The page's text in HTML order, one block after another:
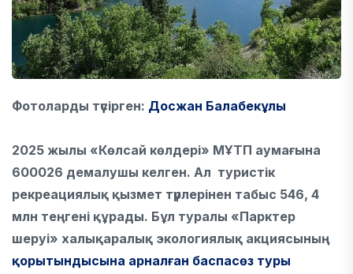
Фотоларды түсірген: Досжан Балабекұлы
2025 жылы «Көлсай көлдері» МҰТП аумағына
600026 демалушы келген. Ал туристік
рекреациялық қызмет түрлерінен табыс 546, 4
млн теңгені құрады. Бұл туралы «Парктер
шеруі» халықаралық экологиялық акциясының
қорытындысына арналған баспасөз туры